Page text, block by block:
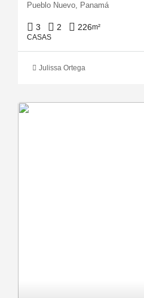
Pueblo Nuevo, Panamá
3 2 226m²
CASAS
Julissa Ortega